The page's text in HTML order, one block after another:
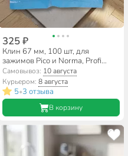
325 ₽
Клин 67 мм, 100 шт, для
зажимов Pico и Norma, Profi
Level Master, 00-00002017
Самовывоз: 10 августа
Курьером: 8 августа
5•3 отзыва
В корзину